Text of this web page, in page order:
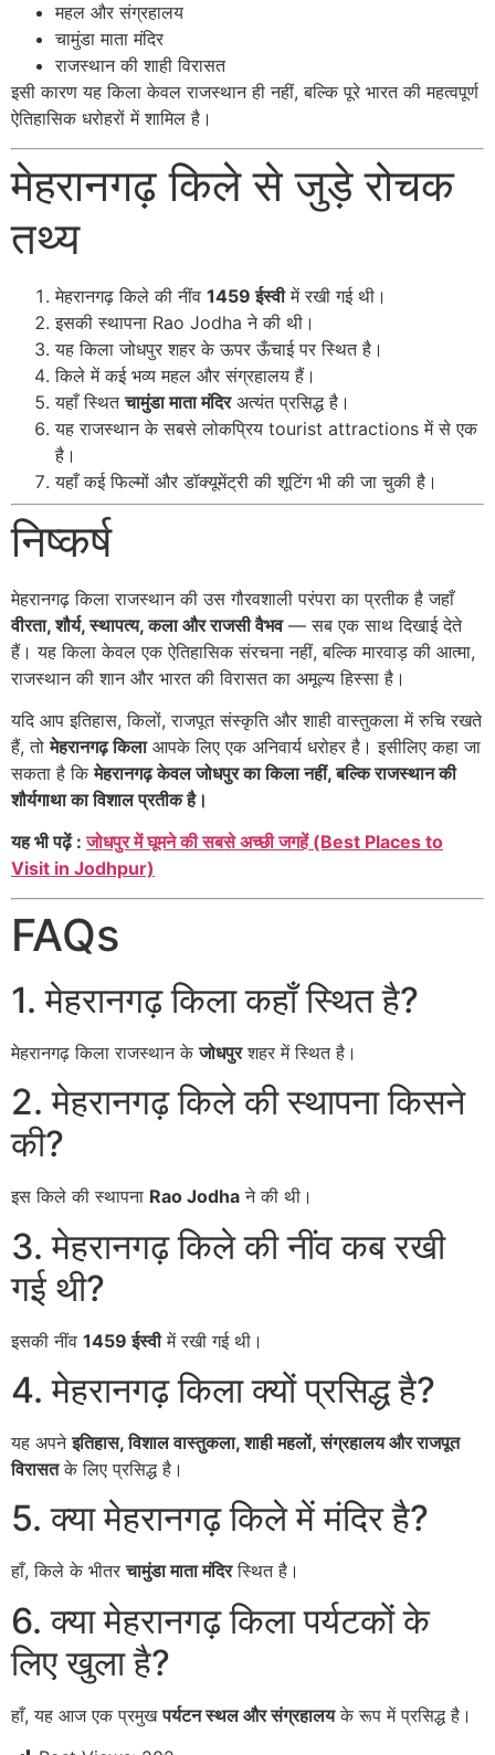
महल और संग्रहालय
चामुंडा माता मंदिर
राजस्थान की शाही विरासत
इसी कारण यह किला केवल राजस्थान ही नहीं, बल्कि पूरे भारत की महत्वपूर्ण
ऐतिहासिक धरोहरों में शामिल है।
मेहरानगढ़ किले से जुड़े रोचक
तथ्य
मेहरानगढ़ किले की नींव 1459 ईस्वीमें रखी गई थी।
इसकी स्थापना Rao Jodha ने की थी।
यह किला जोधपुर शहर के ऊपर ऊँचाई पर स्थित है।
किले में कई भव्य महल और संग्रहालय हैं।
यहाँ स्थितचामुंडा माता मंदिरअत्यंत प्रसिद्ध है।
यह राजस्थान के सबसे लोकप्रिय tourist attractions में से एक
है।
यहाँ कई फिल्मों और डॉक्यूमेंट्री की शूटिंग भी की जा चुकी है।
निष्कर्ष
मेहरानगढ़ किला राजस्थान की उस गौरवशाली परंपरा का प्रतीक है जहाँ
वीरता, शौर्य, स्थापत्य, कला और राजसी वैभव— सब एक साथ दिखाई देते
हैं। यह किला केवल एक ऐतिहासिक संरचना नहीं, बल्कि मारवाड़ की आत्मा,
राजस्थान की शान और भारत की विरासत का अमूल्य हिस्सा है।
यदि आप इतिहास, किलों, राजपूत संस्कृति और शाही वास्तुकला में रुचि रखते
हैं, तोमेहरानगढ़ किलाआपके लिए एक अनिवार्य धरोहर है। इसीलिए कहा जा
सकता है किमेहरानगढ़ केवल जोधपुर का किला नहीं, बल्कि राजस्थान की
शौर्यगाथा का विशाल प्रतीक है।
यह भी पढ़ें :जोधपुर में घूमने की सबसे अच्छी जगहें (Best Places to
Visit in Jodhpur)
FAQs
1. मेहरानगढ़ किला कहाँ स्थित है?
मेहरानगढ़ किला राजस्थान केजोधपुरशहर में स्थित है।
2. मेहरानगढ़ किले की स्थापना किसने
की?
इस किले की स्थापना Rao Jodha ने की थी।
3. मेहरानगढ़ किले की नींव कब रखी
गई थी?
इसकी नींव 1459 ईस्वीमें रखी गई थी।
4. मेहरानगढ़ किला क्यों प्रसिद्ध है?
यह अपनेइतिहास, विशाल वास्तुकला, शाही महलों, संग्रहालय और राजपूत
विरासतके लिए प्रसिद्ध है।
5. क्या मेहरानगढ़ किले में मंदिर है?
हाँ, किले के भीतरचामुंडा माता मंदिरस्थित है।
6. क्या मेहरानगढ़ किला पर्यटकों के
लिए खुला है?
हाँ, यह आज एक प्रमुखपर्यटन स्थल और संग्रहालयके रूप में प्रसिद्ध है।